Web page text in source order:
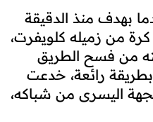
بهدف منذ الدقيقة
كرة من زميله كلويفرت،
من فسح الطريق
رائعة، خدعت
اليسرى من شباكه،